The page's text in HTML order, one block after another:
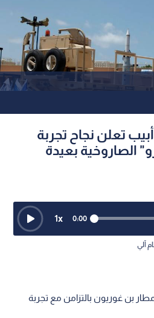
تعلن نجاح تجربة
الصاروخية بعيدة
0:00
1x
آلي
بن غوريون بالتزامن مع تجربة